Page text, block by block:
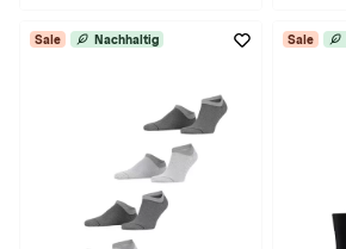
Sale Nachhaltig Sale